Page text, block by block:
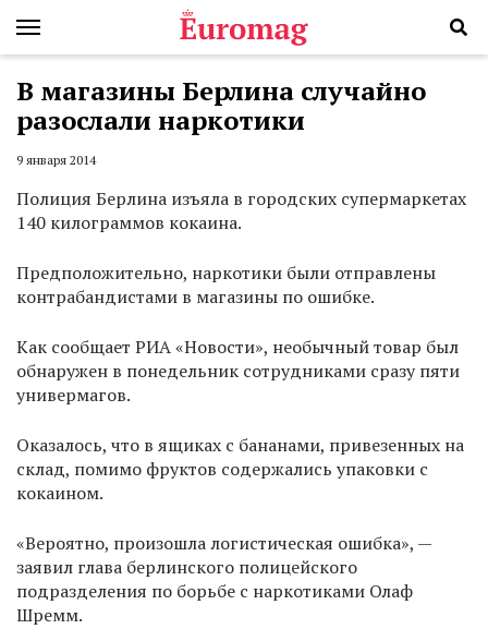
В магазины Берлина случайно
разослали наркотики
9 января 2014
Полиция Берлина изъяла в городских супермаркетах
140 килограммов кокаина.
Предположительно, наркотики были отправлены
контрабандистами в магазины по ошибке.
Как сообщает РИА «Новости», необычный товар был
обнаружен в понедельник сотрудниками сразу пяти
универмагов.
Оказалось, что в ящиках с бананами, привезенных на
склад, помимо фруктов содержались упаковки с
кокаином.
«Вероятно, произошла логистическая ошибка», —
заявил глава берлинского полицейского
подразделения по борьбе с наркотиками Олаф
Шремм.